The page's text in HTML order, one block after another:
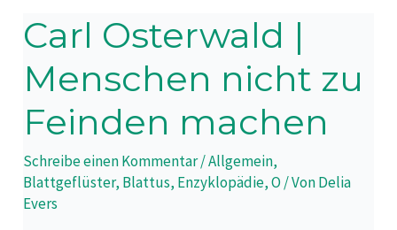
Carl Osterwald |
Menschen nicht zu
Feinden machen
Schreibe einen Kommentar/Allgemein,
Blattgeflüster, Blattus, Enzyklopädie,O / VonDelia
Evers
Carl
Osterwald
Menschen
nicht
zu
Feinden